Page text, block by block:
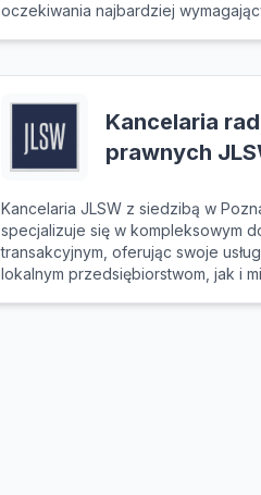
oczekiwania najbardziej
Kancelaria
prawnych
Kancelaria JLSW z siedzibą w
specjalizuje się w kompleksowym
transakcyjnym, oferując swoje
lokalnym przedsiębiorstwom, jak i